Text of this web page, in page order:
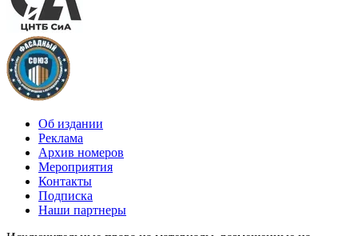
Об издании
Реклама
Архив номеров
Мероприятия
Контакты
Подписка
Наши партнеры